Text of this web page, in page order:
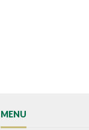
MENU